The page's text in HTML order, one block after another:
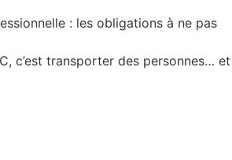
: les obligations à ne pas
c’est transporter des personnes… et